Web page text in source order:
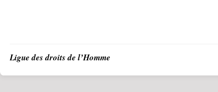
Ligue des droits de l’Homme